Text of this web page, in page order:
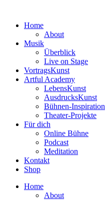
wechselnHome
About
Musik
Überblick
Live on Stage
VortragsKunst
Artful Academy
LebensKunst
AusdrucksKunst
Bühnen-Inspiration
Theater-Projekte
Für dich
Online Bühne
Podcast
Meditation
Kontakt
Shop
Home
About